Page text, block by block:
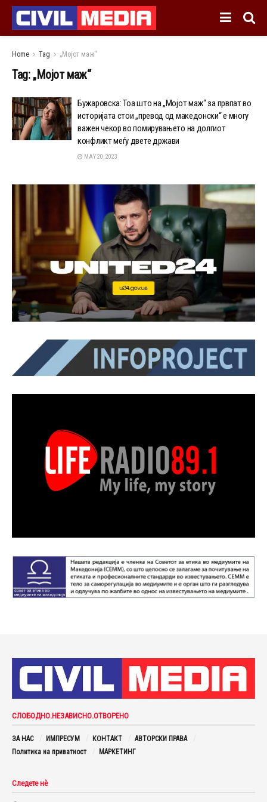
Home Tag „Мојот маж“
Tag: „Мојот маж“
Бужаровска: Тоа што на „Мојот маж“ за првпат во
историјата стои „превод од македонски“ е многу
важен чекор во помирувањето на долгиот
конфликт меѓу двете држави
MAY 20, 2023
СЛОБОДНО.НЕЗАВИСНО.ОТВОРЕНО
ЗА НАС ИМПРЕСУМ КОНТАКТ
АВТОРСКИ ПРАВА
Политика на приватност
МАРКЕТИНГ
Следете нè